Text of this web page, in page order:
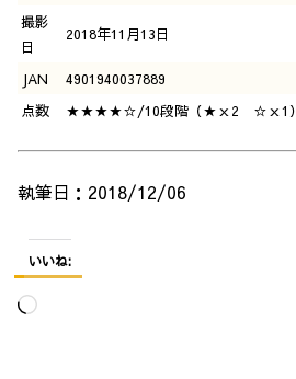
撮影
日
2018年11月13日
JAN
4901940037889
点数
★★★★☆/10段階（★ｘ2 ☆ｘ1）
執筆日：2018/12/06
いいね:
読